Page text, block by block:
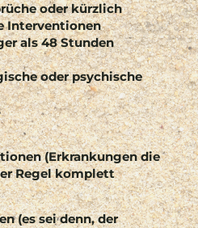
oder kürzlich
Interventionen
als 48 Stunden
oder psychische
(Erkrankungen die
Regel komplett
(es sei denn, der